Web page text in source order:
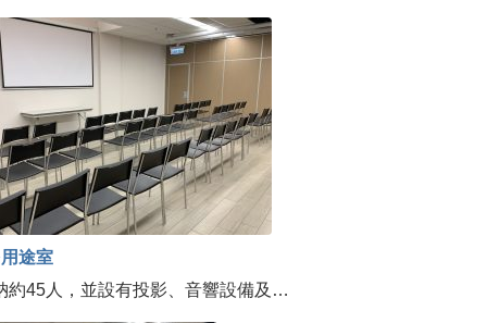
途室
約45人，並設有投影、音響設備及…